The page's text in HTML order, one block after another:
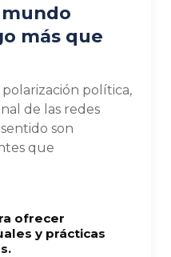
más que
polarización política,
de las redes
son
que
ofrecer
y prácticas